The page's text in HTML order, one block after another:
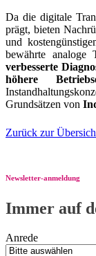
Da die digitale
prägt, bieten
und
bewährte analoge
verbesserte
höhere
Grundsätzen von
Zurück zur
Newsletter-anmeldung
Immer auf
Anrede